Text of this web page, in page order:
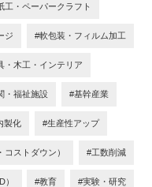
工・ペーパークラフト
ジ #軟包装・フィルム加工
・木工・インテリア
・福祉施設 #基幹産業
製化 #生産性アップ
ストダウン） #工数削減
#教育 #実験・研究